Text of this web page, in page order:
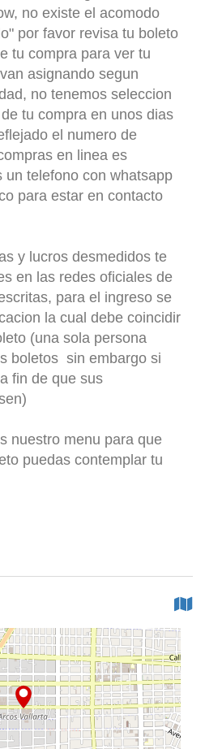
no existe el acomodo
por favor revisa tu boleto
tu compra para ver tu
asignando segun
no tenemos seleccion
tu compra en unos dias
el numero de
en linea es
un telefono con whatsapp
para estar en contacto
y lucros desmedidos te
en las redes oficiales de
para el ingreso se
la cual debe coincidir
(una sola persona
boletos sin embargo si
fin de que sus
nuestro menu para que
puedas contemplar tu